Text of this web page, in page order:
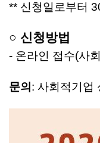
** 신청일로부터
○ 신청방법
- 온라인 접수(사
문의 : 사회적기업